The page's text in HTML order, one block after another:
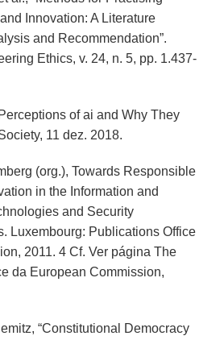
Innovation: A Literature
and Recommendation”.
Ethics, v. 24, n. 5, pp. 1.437-
of ai and Why They
11 dez. 2018.
(org.), Towards Responsible
in the Information and
and Security
Luxembourg: Publications Office
2011. 4 Cf. Ver página The
da European Commission,
“Constitutional Democracy